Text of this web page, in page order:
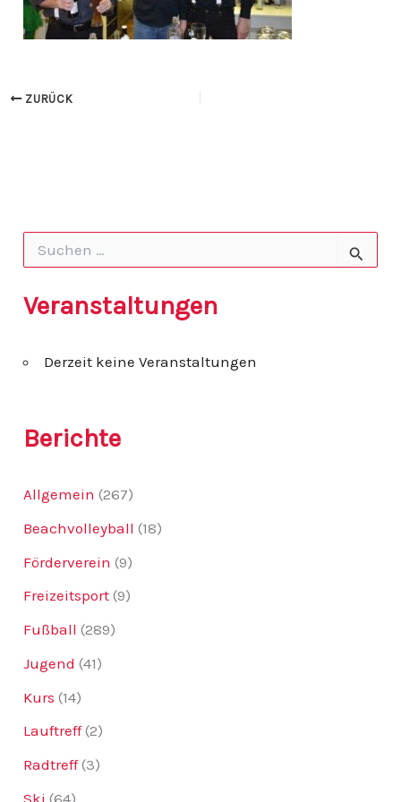
ZURÜCK
h
e
a
Veranstaltungen
Derzeit keine Veranstaltungen
Berichte
Allgemein (267)
Beachvolleyball (18)
Förderverein (9)
Freizeitsport (9)
Fußball (289)
Jugend (41)
Kurs (14)
Lauftreff(2)
Radtreff(3)
Ski (64)